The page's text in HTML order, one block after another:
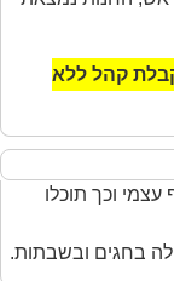
קהל ללא
עצמי וכך תוכלו
בחגים ובשבתות.